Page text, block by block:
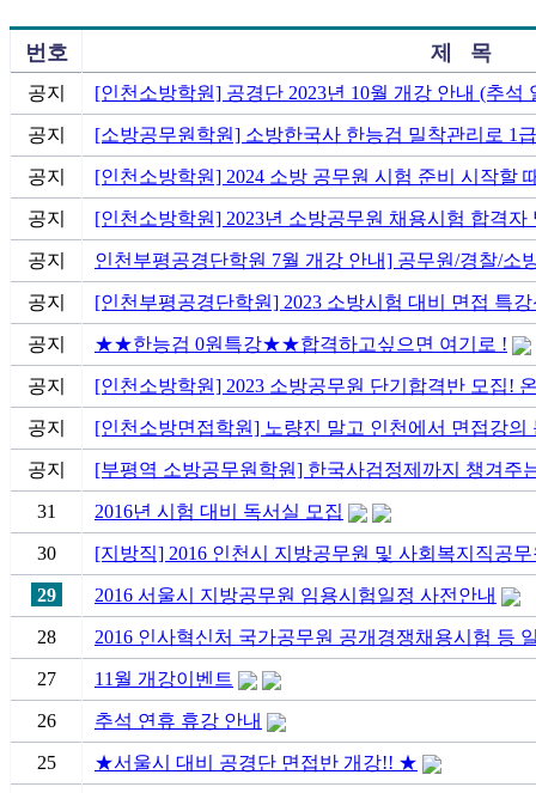
번호 제 목
공지 [인천소방학원] 공경단 2023년 10월 개강 안내 (추석
공지 [소방공무원학원] 소방한국사 한능검 밀착관리로 1
공지 [인천소방학원] 2024 소방 공무원 시험 준비 시작할
공지 [인천소방학원] 2023년 소방공무원 채용시험 합격
공지 인천부평공경단학원 7월 개강 안내] 공무원/경찰/소
공지 [인천부평공경단학원] 2023 소방시험 대비 면접 특
공지 ★★한능검 0원특강★★합격하고싶으면 여기로 !
공지 [인천소방학원] 2023 소방공무원 단기합격반 모집!
공지 [인천소방면접학원] 노량진 말고 인천에서 면접강의
공지 [부평역 소방공무원학원] 한국사검정제까지 챙겨주
31 2016년 시험 대비 독서실 모집
30 [지방직] 2016 인천시 지방공무원 및 사회복지직공
29 2016 서울시 지방공무원 임용시험일정 사전안내
28 2016 인사혁신처 국가공무원 공개경쟁채용시험 등
27 11월 개강이벤트
26 추석 연휴 휴강 안내
25 ★서울시 대비 공경단 면접반 개강!! ★